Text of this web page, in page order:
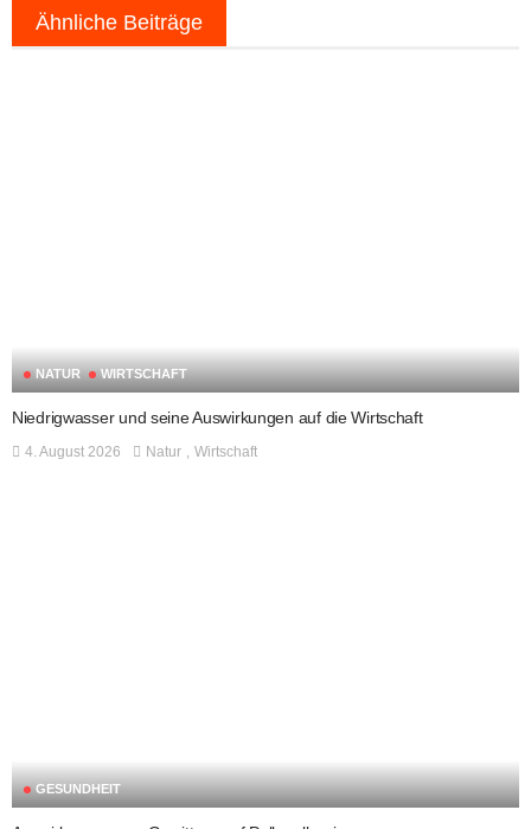
Ähnliche Beiträge
NATUR WIRTSCHAFT
Niedrigwasser und seine Auswirkungen auf die Wirtschaft
4. August 2026 Natur Wirtschaft
GESUNDHEIT